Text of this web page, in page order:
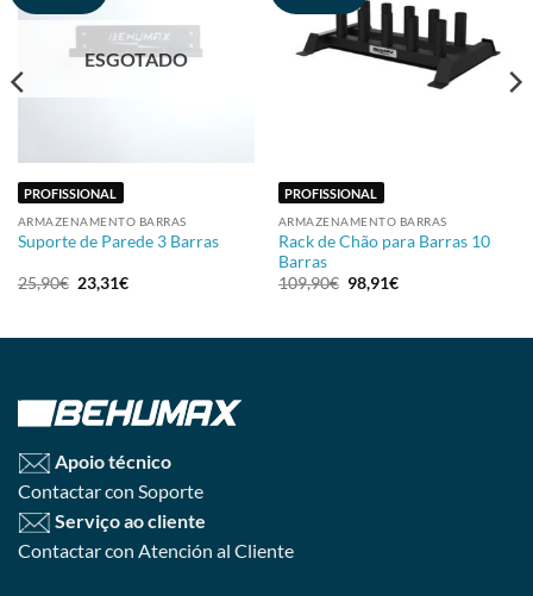
ESGOTADO
PROFISSIONAL
ARMAZENAMENTO BARRAS
Suporte de Parede 3 Barras
25,90€ 23,31€
PROFISSIONAL
ARMAZENAMENTO BARRAS
Rack de Chão para Barras 10
Barras
109,90€ 98,91€
Apoio técnico
Contactar con Soporte
Serviço ao cliente
Contactar con Atención al Cliente